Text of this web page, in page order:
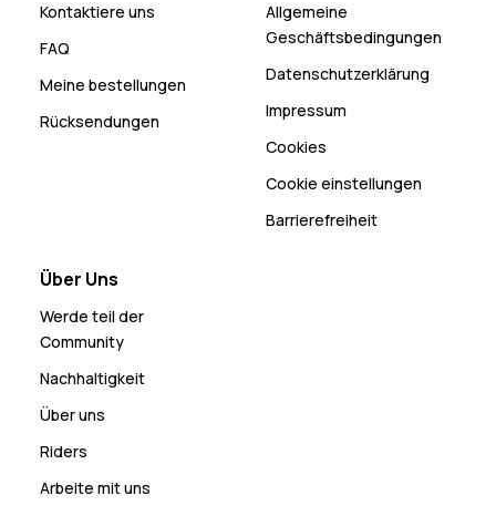
Kontaktiere uns
FAQ
Meine bestellungen
Rücksendungen
Allgemeine
Geschäftsbedingungen
Datenschutzerklärung
Impressum
Cookies
Cookie einstellungen
Barrierefreiheit
Über Uns
Werde teil der
Community
Nachhaltigkeit
Über uns
Riders
Arbeite mit uns